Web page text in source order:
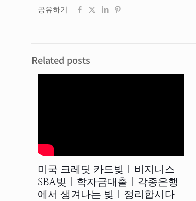
공유하기
Related posts
미국 크레딧 카드빚 | 비지니스
SBA빚 | 학자금대출 | 각종은행
에서 생겨나는 빚 | 정리합시다